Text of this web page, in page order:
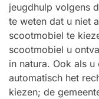
jeugdhulp volgens
te weten dat u niet
scootmobiel te
scootmobiel u
in natura. Ook als
automatisch het
kiezen; de